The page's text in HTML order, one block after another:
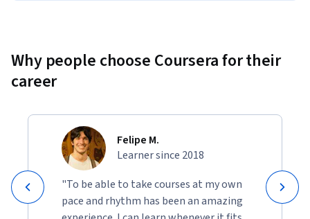
Why people choose Coursera for their
career
Felipe M.
Learner since 2018
"To be able to take courses at my own
pace and rhythm has been an amazing